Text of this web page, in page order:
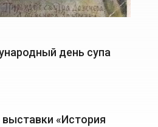
день супа
«История